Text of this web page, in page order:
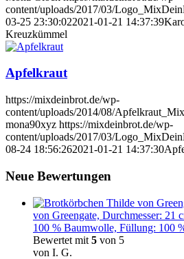
content/uploads/2017/03/
03-25 23:30:022021-01-21 14:37:39
Kreuzkümmel
Apfelkraut
https://mixdeinbrot.de/wp-
content/uploads/2014/08/
mona90xyz https://mixdeinbrot.de/wp-
content/uploads/2017/03/
08-24 18:56:262021-01-21 14:37:30
Neue Bewertungen
von Greengate, Durchmesser: 21
100 % Baumwolle, Füllung: 100
Bewertet mit 5 von 5
von I. G.